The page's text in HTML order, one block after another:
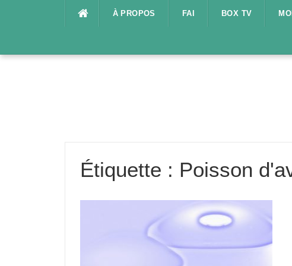
À PROPOS FAI BOX TV
Étiquette : Poisson